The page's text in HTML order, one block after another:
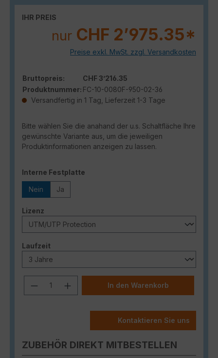
IHR PREIS
nur CHF 2’975.35*
Preise exkl. MwSt. zzgl. Versandkosten
Bruttopreis:
CHF 3’216.35
Produktnummer: FC-10-0080F-950-02-36
Versandfertig in 1 Tag, Lieferzeit 1-3 Tage
Bitte wählen Sie die anahand der u.s. Schaltfläche Ihre
gewünschte Variante aus, um die jeweiligen
Produktinformationen anzeigen zu lassen.
Interne Festplatte
Nein Ja
Lizenz
Laufzeitauswählen
Produkt Anzahl: Gib den
In den Warenkorb
Kontaktieren Sie uns
ZUBEHÖR DIREKT MITBESTELLEN